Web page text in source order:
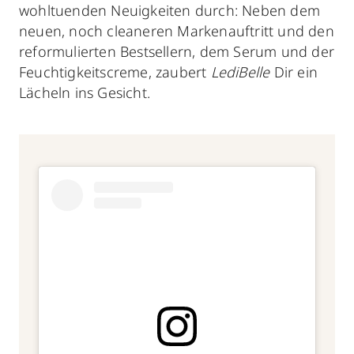
wohltuenden Neuigkeiten durch: Neben dem
neuen, noch cleaneren Markenauftritt und den
reformulierten Bestsellern, dem Serum und der
Feuchtigkeitscreme, zaubert LediBelle Dir ein
Lächeln ins Gesicht.